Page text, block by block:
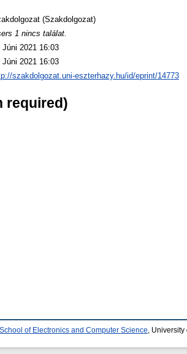
(Szakdolgozat)
1 nincs találat.
Júni 2021 16:03
Júni 2021 16:03
szakdolgozat.uni-eszterhazy.hu/id/eprint/14773
required)
School of Electronics and Computer Science ,